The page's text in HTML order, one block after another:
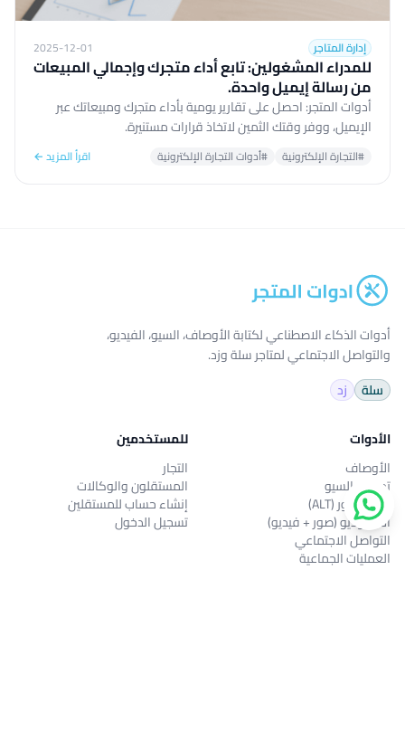
إدارة المتاجر 2025-12-01
للمدراء المشغولين: تابع أداء متجرك وإجمالي المبيعات
من رسالة إيميل واحدة.
أدوات المتجر: احصل على تقارير يومية بأداء متجرك ومبيعاتك عبر
الإيميل، ووفر وقتك الثمين لاتخاذ قرارات مستنيرة.
#التجارة الإلكترونية #أدوات التجارة الإلكترونية اقرأ المزيد ←
أدوات الذكاء الاصطناعي لكتابة الأوصاف، السيو، الفيديو،
والتواصل الاجتماعي لمتاجر سلة وزد.
سلة
زد
الأدوات
الأوصاف
تحسين السيو
سيو الصور (ALT)
الاستوديو (صور + فيديو)
التواصل الاجتماعي
العمليات الجماعية
للمستخدمين
التجار
المستقلون والوكالات
إنشاء حساب للمستقلين
تسجيل الدخول